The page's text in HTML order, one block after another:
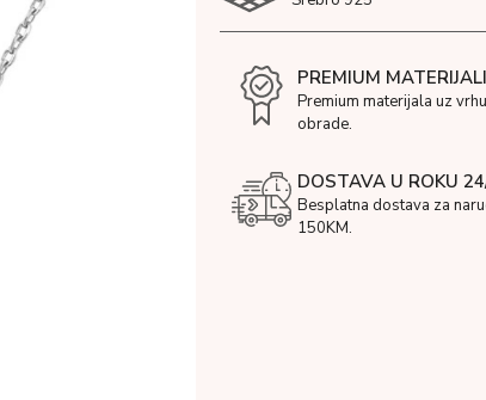
PREMIUM MATERIJALI
Premium materijala uz
obrade.
DOSTAVA U ROKU
Besplatna dostava za
150KM.